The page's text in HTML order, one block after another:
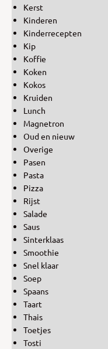
Kerst
Kinderen
Kinderrecepten
Kip
Koffie
Koken
Kokos
Kruiden
Lunch
Magnetron
Oud en nieuw
Overige
Pasen
Pasta
Pizza
Rijst
Salade
Saus
Sinterklaas
Smoothie
Snel klaar
Soep
Spaans
Taart
Thais
Toetjes
Tosti